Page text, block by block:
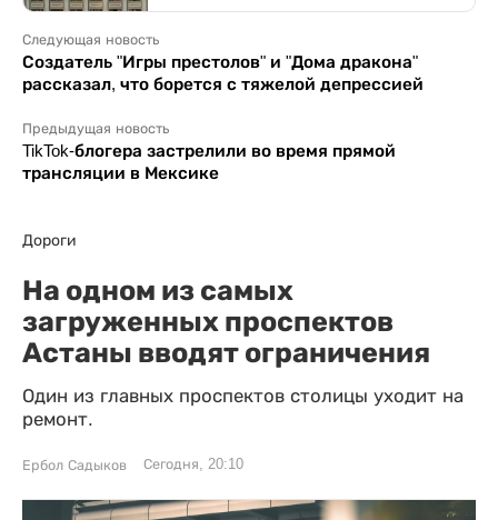
Следующая новость
Создатель "Игры престолов" и "Дома дракона"
рассказал, что борется с тяжелой депрессией
Предыдущая новость
TikTok-блогера застрелили во время прямой
трансляции в Мексике
Дороги
На одном из самых
загруженных проспектов
Астаны вводят ограничения
Один из главных проспектов столицы уходит на
ремонт.
Ербол Садыков Сегодня, 20:10